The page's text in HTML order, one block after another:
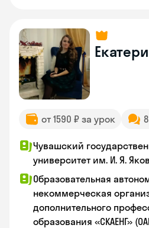
от 1590 ₽ за урок
Чувашский
университет им. И. Я.
Образовательная
некоммерческая
дополнительного
образования «СКАЕНГ»